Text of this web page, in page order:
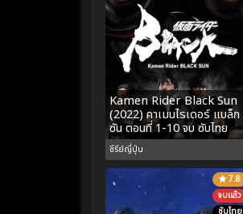
Kamen Rider Black Sun
(2022) คาเมนไรเดอร์ แบล็ก
ซัน ตอนที่ 1-10 จบ ซับไทย
ซีรีย์ญี่ปุ่น
7.8
จบแล้ว